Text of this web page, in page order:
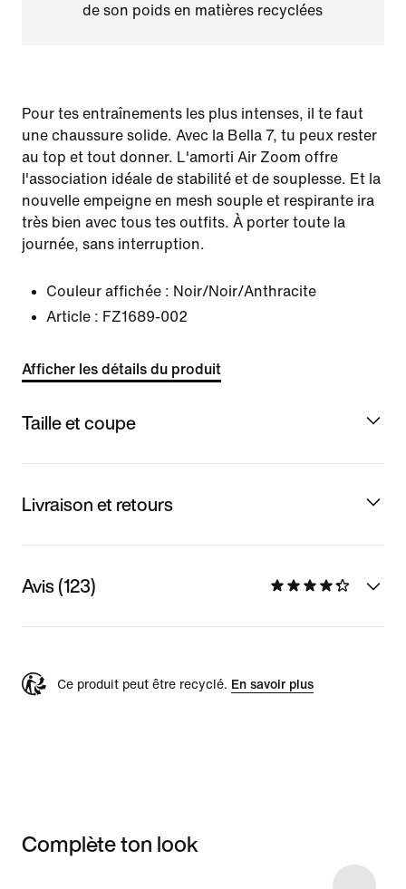
de son poids en matières recyclées
Pour tes entraînements les plus intenses, il te faut
une chaussure solide. Avec la Bella 7, tu peux rester
au top et tout donner. L'amorti Air Zoom offre
l'association idéale de stabilité et de souplesse. Et la
nouvelle empeigne en mesh souple et respirante ira
très bien avec tous tes outfits. À porter toute la
journée, sans interruption.
Couleur affichée : Noir/Noir/Anthracite
Article : FZ1689-002
Afficher les détails du produit
Taille et coupe
Livraison et retours
Avis (123)
Ce produit peut être recyclé. En savoir plus
Complète ton look